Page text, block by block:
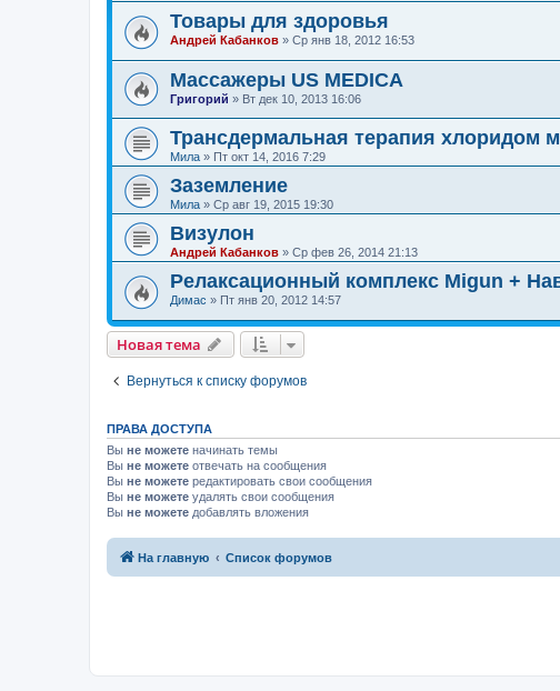
Товары для здоровья
Андрей Кабанков » Ср янв 18, 2012 16:53
Массажеры US MEDICA
Григорий » Вт дек 10, 2013 16:06
Трансдермальная терапия хлоридом
Мила » Пт окт 14, 2016 7:29
Заземление
Мила » Ср авг 19, 2015 19:30
Визулон
Андрей Кабанков » Ср фев 26, 2014 21:13
Релаксационный комплекс Migun +
Димас » Пт янв 20, 2012 14:57
Новая тема
Вернуться к списку форумов
ПРАВА ДОСТУПА
Вы не можете начинать темы
Вы не можете отвечать на сообщения
Вы не можете редактировать свои сообщения
Вы не можете удалять свои сообщения
Вы не можете добавлять вложения
На главную Список форумов